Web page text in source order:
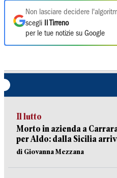
Non lasciare decidere
scegli
Il Tirreno
per le tue notizie su Google
Il lutto
Morto in azienda a
per Aldo: dalla Sicilia
di Giovanna Mezzana